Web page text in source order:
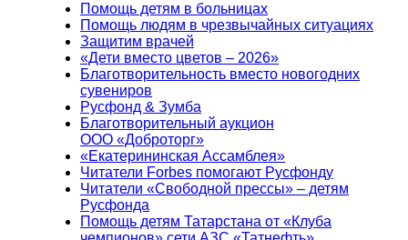
Помощь детям в больницах
Помощь людям в чрезвычайных ситуациях
Защитим врачей
«Дети вместо цветов – 2026»
Благотворительность вместо новогодних
сувениров
Русфонд & Зумба
Благотворительный аукцион
ООО «Доброторг»
«Екатерининская Ассамблея»
Читатели Forbes помогают Русфонду
Читатели «Свободной прессы» – детям
Русфонда
Помощь детям Татарстана от «Клуба